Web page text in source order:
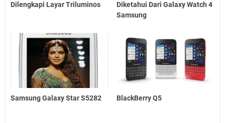
Dilengkapi Layar Triluminos
Diketahui Dari Galaxy Watch 4
Samsung
Samsung Galaxy Star S5282 BlackBerry Q5